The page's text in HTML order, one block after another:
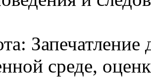
среде,